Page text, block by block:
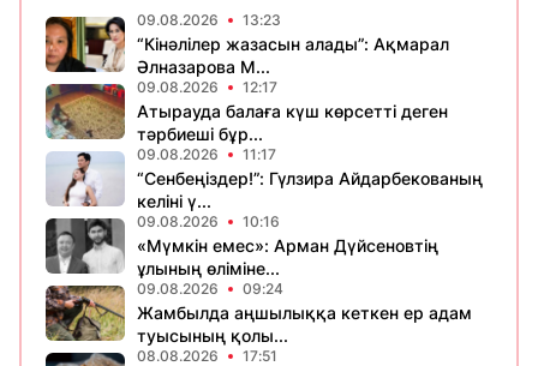
09.08.2026 13:23
“Кінәлілер жазасын алады”: Ақмарал
Әлназарова М...
09.08.2026 12:17
Атырауда балаға күш көрсетті деген
тәрбиеші бұр...
09.08.2026 11:17
“Сенбеңіздер!”: Гүлзира Айдарбекованың
келіні ү...
09.08.2026 10:16
«Мүмкін емес»: Арман Дүйсеновтің
ұлының өліміне...
09.08.2026 09:24
Жамбылда аңшылыққа кеткен ер адам
туысының қолы...
08.08.2026 17:51